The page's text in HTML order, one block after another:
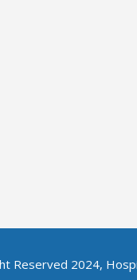
Reserved 2024,